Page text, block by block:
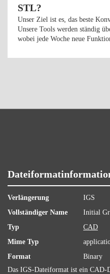
STL?
Unser Ziel ist es, das beste
Unsere Tools werden ständig
wobei jede Woche neue
Verlängerung
IGS
Vollständiger Name
Initial
Typ
CAD
Mime Typ
Format
Binary
Das IGS-Dateiformat ist ein CAD-